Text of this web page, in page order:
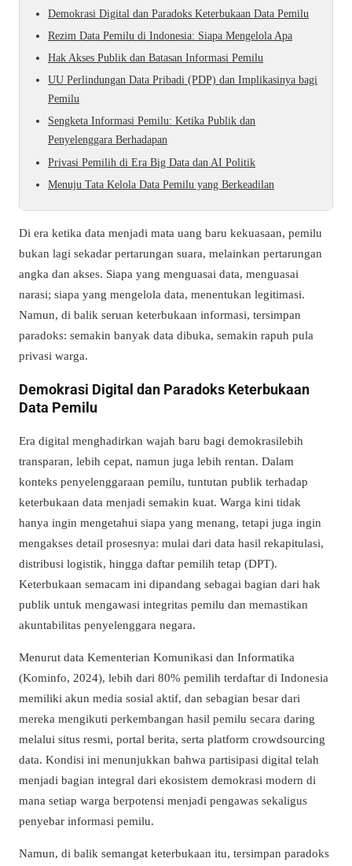
Demokrasi Digital dan Paradoks Keterbukaan Data Pemilu
Rezim Data Pemilu di Indonesia: Siapa Mengelola Apa
Hak Akses Publik dan Batasan Informasi Pemilu
UU Perlindungan Data Pribadi (PDP) dan Implikasinya bagi
Pemilu
Sengketa Informasi Pemilu: Ketika Publik dan
Penyelenggara Berhadapan
Privasi Pemilih di Era Big Data dan AI Politik
Menuju Tata Kelola Data Pemilu yang Berkeadilan
Di era ketika data menjadi mata uang baru kekuasaan, pemilu
bukan lagi sekadar pertarungan suara, melainkan pertarungan
angka dan akses. Siapa yang menguasai data, menguasai
narasi; siapa yang mengelola data, menentukan legitimasi.
Namun, di balik seruan keterbukaan informasi, tersimpan
paradoks: semakin banyak data dibuka, semakin rapuh pula
privasi warga.
Demokrasi Digital dan Paradoks Keterbukaan
Data Pemilu
Era digital menghadirkan wajah baru bagi demokrasilebih
transparan, lebih cepat, namun juga lebih rentan. Dalam
konteks penyelenggaraan pemilu, tuntutan publik terhadap
keterbukaan data menjadi semakin kuat. Warga kini tidak
hanya ingin mengetahui siapa yang menang, tetapi juga ingin
mengakses detail prosesnya: mulai dari data hasil rekapitulasi,
distribusi logistik, hingga daftar pemilih tetap (DPT).
Keterbukaan semacam ini dipandang sebagai bagian dari hak
publik untuk mengawasi integritas pemilu dan memastikan
akuntabilitas penyelenggara negara.
Menurut data Kementerian Komunikasi dan Informatika
(Kominfo, 2024), lebih dari 80% pemilih terdaftar di Indonesia
memiliki akun media sosial aktif, dan sebagian besar dari
mereka mengikuti perkembangan hasil pemilu secara daring
melalui situs resmi, portal berita, serta platform crowdsourcing
data. Kondisi ini menunjukkan bahwa partisipasi digital telah
menjadi bagian integral dari ekosistem demokrasi modern di
mana setiap warga berpotensi menjadi pengawas sekaligus
penyebar informasi pemilu.
Namun, di balik semangat keterbukaan itu, tersimpan paradoks